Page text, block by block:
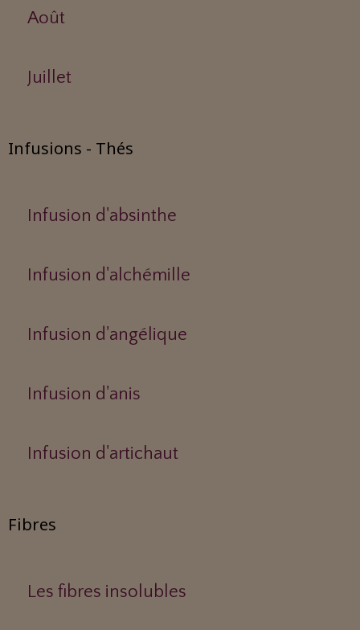
Août
Juillet
Infusions - Thés
Infusion d'absinthe
Infusion d'alchémille
Infusion d'angélique
Infusion d'anis
Infusion d'artichaut
Fibres
Les fibres insolubles